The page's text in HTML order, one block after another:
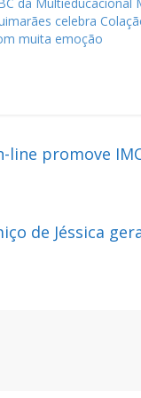
da Multieducacional
celebra
muita emoção
line promove
de Jéssica